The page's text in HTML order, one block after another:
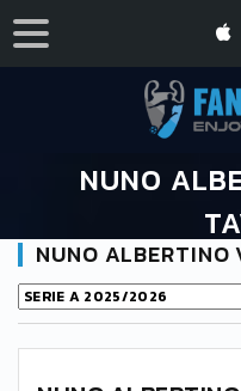
NUNO
HOME NUNO
NUNO ALBERTINO